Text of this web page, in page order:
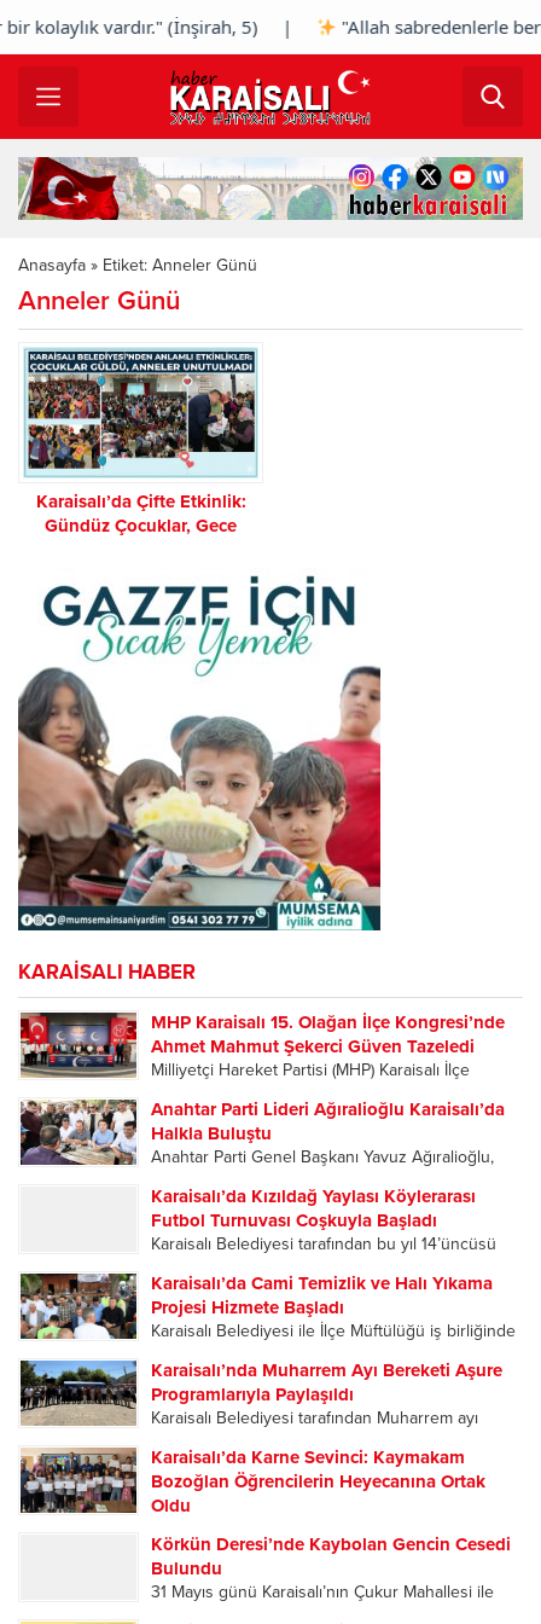
kolaylık vardır." (İnşirah, 5) | "Allah sabredenlerle
Anasayfa » Etiket: Anneler Günü
Anneler Günü
Karaisalı’da Çifte Etkinlik:
Gündüz Çocuklar, Gece
KARAİSALI HABER
MHP Karaisalı 15. Olağan İlçe Kongresi’nde
Ahmet Mahmut Şekerci Güven Tazeledi
Milliyetçi Hareket Partisi (MHP) Karaisalı İlçe
katılımla gerçekleştirildi. Tek listeyle gidilen
kongrede mevcut İlçe Başkanı Ahmet Mahmut
Şekerci, delegelerin oylarıyla yeniden ilçe
başkanlığına seçilerek...
Anahtar Parti Lideri Ağıralioğlu Karaisalı’da
Halkla Buluştu
Anahtar Parti Genel Başkanı Yavuz Ağıralioğlu,
Yayla Şenlikleri kapsamında geldiği Karaisalı’da
vatandaşların ilgisiyle karşılandı. Karaisalı’da
partililer, Ağıralioğlu’nu çiçeklerle karşıladı.
Karşılama programına Anahtar Parti Adana...
Karaisalı’da Kızıldağ Yaylası Köylerarası
Futbol Turnuvası Coşkuyla Başladı
Karaisalı Belediyesi tarafından bu yıl 14’üncüsü
Turnuvası, düzenlenen açılış programıyla başladı.
Sporun ve dostluğun buluştuğu organizasyonun
ilk gününde oynanan karşılaşmalar
futbolseverlere heyecan dolu anlar yaşattı....
Karaisalı’da Cami Temizlik ve Halı Yıkama
Projesi Hizmete Başladı
Karaisalı Belediyesi ile İlçe Müftülüğü iş birliğinde
Halı Yıkama Projesi”, Kızıldağ Yaylası’ndaki
Ramazanoğlu Camii’nde düzenlenen programla
hizmete açıldı. Açılış programına Karaisalı
Kaymakamı Hüseyin...
Karaisalı’nda Muharrem Ayı Bereketi Aşure
Programlarıyla Paylaşıldı
Karaisalı Belediyesi tarafından Muharrem ayı
ilçe merkezi ile mahallelerde yoğun katılımla
gerçekleştirildi. Birlik, beraberlik ve paylaşma
kültürünün ön plana çıktığı etkinliklerde
vatandaşlar aynı sofrada buluştu....
Karaisalı’da Karne Sevinci: Kaymakam
Bozoğlan Öğrencilerin Heyecanına Ortak
Oldu
birlikte Karaisalı’da öğrenciler karne heyecanı
yaşadı. Karaisalı Kaymakamı Hüseyin Bozoğlan,
Eğlence İlkokulu-Ortaokulu’nda düzenlenen
Körkün Deresi’nde Kaybolan Gencin Cesedi
Bulundu
31 Mayıs günü Karaisalı’nın Çukur Mahallesi ile